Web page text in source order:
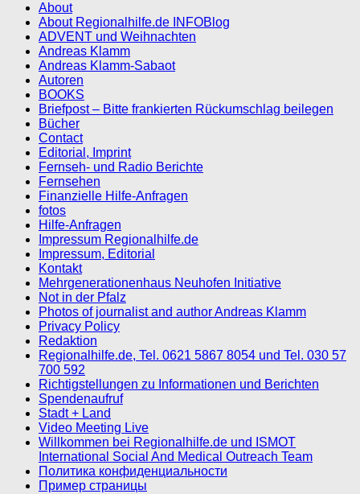
About
About Regionalhilfe.de INFOBlog
ADVENT und Weihnachten
Andreas Klamm
Andreas Klamm-Sabaot
Autoren
BOOKS
Briefpost – Bitte frankierten Rückumschlag beilegen
Bücher
Contact
Editorial, Imprint
Fernseh- und Radio Berichte
Fernsehen
Finanzielle Hilfe-Anfragen
fotos
Hilfe-Anfragen
Impressum Regionalhilfe.de
Impressum, Editorial
Kontakt
Mehrgenerationenhaus Neuhofen Initiative
Not in der Pfalz
Photos of journalist and author Andreas Klamm
Privacy Policy
Redaktion
Regionalhilfe.de, Tel. 0621 5867 8054 und Tel. 030 57
700 592
Richtigstellungen zu Informationen und Berichten
Spendenaufruf
Stadt + Land
Video Meeting Live
Willkommen bei Regionalhilfe.de und ISMOT
International Social And Medical Outreach Team
Политика конфиденциальности
Пример страницы